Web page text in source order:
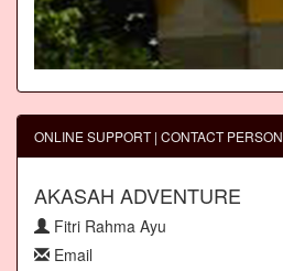
ONLINE SUPPORT | CONTACT PERSON
AKASAH ADVENTURE
Fitri Rahma Ayu
Email